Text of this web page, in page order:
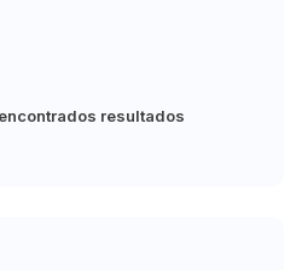
resultados